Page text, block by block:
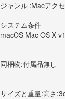
ジャンル :Macアク
システム条件
macOS Mac OS X
同梱物:付属品無し
サイズと重量:高さ